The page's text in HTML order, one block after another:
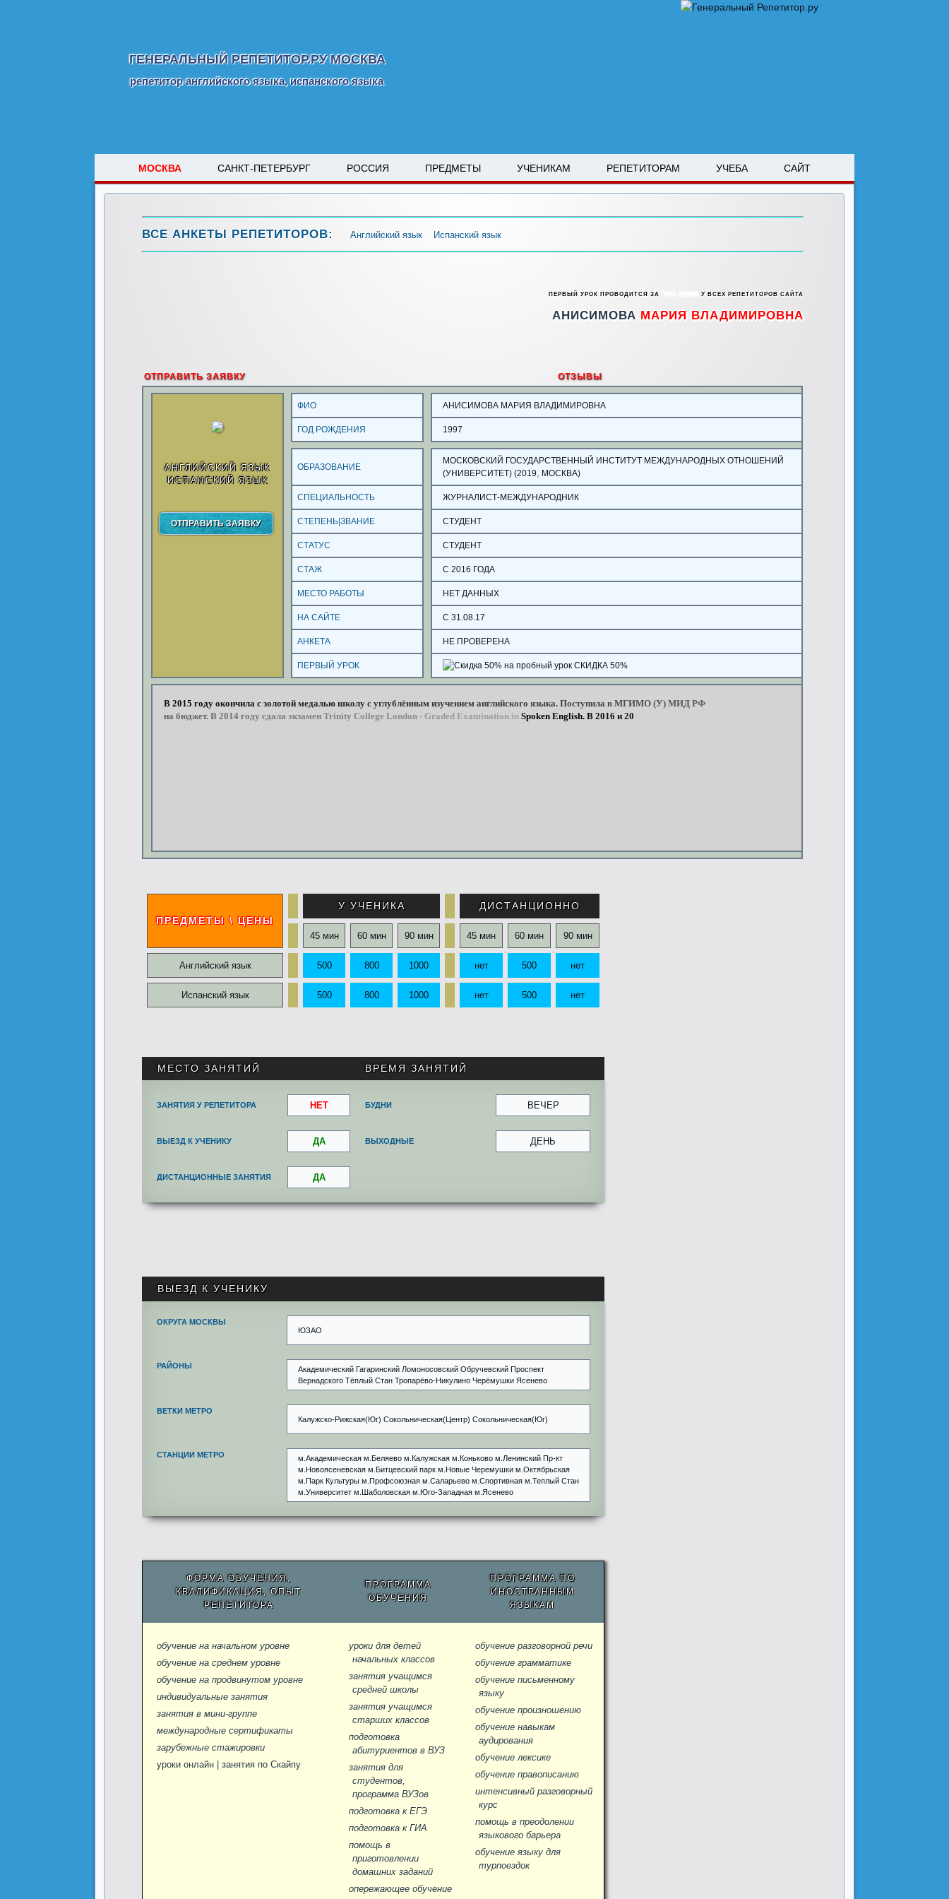
ГЕНЕРАЛЬНЫЙ РЕПЕТИТОР.РУ МОСКВА
репетитор английского языка, испанского языка
МОСКВА САНКТ-ПЕТЕРБУРГ РОССИЯ ПРЕДМЕТЫ УЧЕНИКАМ РЕПЕТИТОРАМ УЧЕБА САЙТ
ВСЕ АНКЕТЫ РЕПЕТИТОРОВ: Английский язык Испанский язык
ПЕРВЫЙ УРОК ПРОВОДИТСЯ ЗА У ВСЕХ РЕПЕТИТОРОВ САЙТА
АНИСИМОВА МАРИЯ ВЛАДИМИРОВНА
ОТПРАВИТЬ ЗАЯВКУ ОТЗЫВЫ
АНГЛИЙСКИЙ ЯЗЫК
ИСПАНСКИЙ ЯЗЫК
ФИО АНИСИМОВА МАРИЯ ВЛАДИМИРОВНА
ГОД РОЖДЕНИЯ 1997
ОБРАЗОВАНИЕ
МОСКОВСКИЙ ГОСУДАРСТВЕННЫЙ ИНСТИТУТ МЕЖДУНАРОДНЫХ ОТНОШЕНИЙ
(УНИВЕРСИТЕТ) (2019, МОСКВА)
СПЕЦИАЛЬНОСТЬ ЖУРНАЛИСТ-МЕЖДУНАРОДНИК
СТЕПЕНЬ|ЗВАНИЕ СТУДЕНТ
СТАТУС СТУДЕНТ
СТАЖ С 2016 ГОДА
МЕСТО РАБОТЫ НЕТ ДАННЫХ
НА САЙТЕ С 31.08.17
АНКЕТА НЕ ПРОВЕРЕНА
ПЕРВЫЙ УРОК СКИДКА 50%
В 2015 году окончила с золотой медалью школу с углублённым изучением английского языка. Поступила в МГИМО (У) МИД РФ
на бюджет. В 2014 году сдала экзамен Trinity College London - Graded Examination in Spoken English. В 2016 и 2017
ПРЕДМЕТЫ \ ЦЕНЫ
У УЧЕНИКА ДИСТАНЦИОННО
45 мин 60 мин 90 мин 45 мин 60 мин 90 мин
Английский язык 500 800 1000 нет 500 нет
Испанский язык 500 800 1000 нет 500 нет
МЕСТО ЗАНЯТИЙ ВРЕМЯ ЗАНЯТИЙ
ЗАНЯТИЯ У РЕПЕТИТОРА НЕТ БУДНИ ВЕЧЕР
ВЫЕЗД К УЧЕНИКУ ДА ВЫХОДНЫЕ ДЕНЬ
ДИСТАНЦИОННЫЕ ЗАНЯТИЯ ДА
ВЫЕЗД К УЧЕНИКУ
ОКРУГА МОСКВЫ
ЮЗАО
РАЙОНЫ
Академический Гагаринский Ломоносовский Обручевский Проспект
Вернадского Тёплый Стан Тропарёво-Никулино Черёмушки Ясенево
ВЕТКИ МЕТРО
Калужско-Рижская(Юг) Сокольническая(Центр) Сокольническая(Юг)
СТАНЦИИ МЕТРО
м.Академическая м.Беляево м.Калужская м.Коньково м.Ленинский Пр-кт
м.Новоясеневская м.Битцевский парк м.Новые Черемушки м.Октябрьская
м.Парк Культуры м.Профсоюзная м.Саларьево м.Спортивная м.Теплый Стан
м.Университет м.Шаболовская м.Юго-Западная м.Ясенево
ФОРМА ОБУЧЕНИЯ,
КВАЛИФИКАЦИЯ, ОПЫТ
РЕПЕТИТОРА
ПРОГРАММА
ОБУЧЕНИЯ
ПРОГРАММА ПО
ИНОСТРАННЫМ
ЯЗЫКАМ
обучение на начальном уровне
обучение на среднем уровне
обучение на продвинутом уровне
индивидуальные занятия
занятия в мини-группе
международные сертификаты
зарубежные стажировки
уроки онлайн | занятия по Скайпу
уроки для детей
начальных классов
занятия учащимся
средней школы
занятия учащимся
старших классов
подготовка
абитуриентов в ВУЗ
занятия для
студентов,
программа ВУЗов
подготовка к ЕГЭ
подготовка к ГИА
помощь в
приготовлении
домашних заданий
опережающее обучение
обучение разговорной речи
обучение грамматике
обучение письменному
языку
обучение произношению
обучение навыкам
аудирования
обучение лексике
обучение правописанию
интенсивный разговорный
курс
помощь в преодолении
языкового барьера
обучение языку для
турпоездок